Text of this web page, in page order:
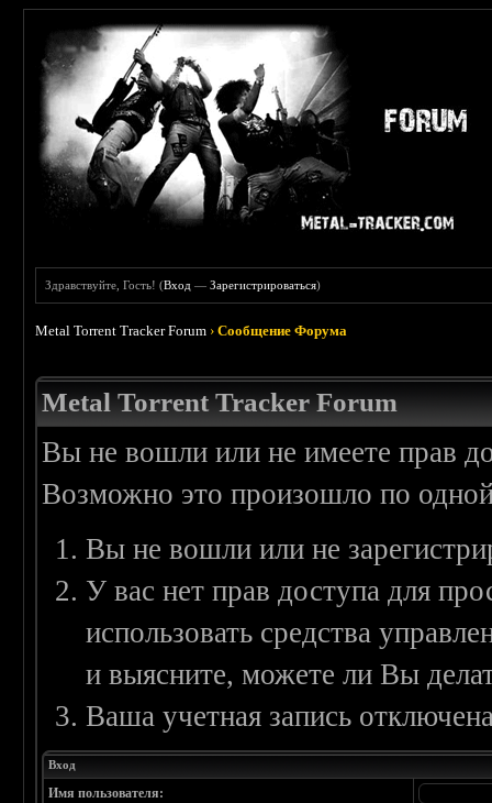
Здравствуйте, Гость! (Вход —Зарегистрироваться)
Metal Torrent Tracker Forum ›Сообщение Форума
Metal Torrent Tracker Forum
Вы не вошли или не имеете прав
Возможно это произошло по
Вы не вошли или не
У вас нет прав доступа для
использовать средства
и выясните, можете ли Вы
Ваша учетная запись
Вход
Имя пользователя: